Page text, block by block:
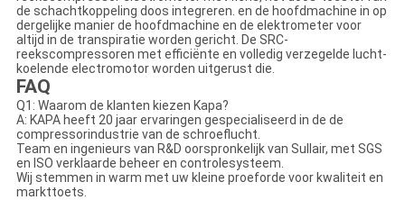
de schachtkoppeling doos integreren. en de hoofdmachine in op
dergelijke manier de hoofdmachine en de elektrometer voor
altijd in de transpiratie worden gericht. De SRC-
reekscompressoren met efficiënte en volledig verzegelde lucht-
koelende electromotor worden uitgerust die.
FAQ
Q1: Waarom de klanten kiezen Kapa?
A: KAPA heeft 20 jaar ervaringen gespecialiseerd in de de
compressorindustrie van de schroeflucht.
Team en ingenieurs van R&D oorspronkelijk van Sullair, met SGS
en ISO verklaarde beheer en controlesysteem.
Wij stemmen in warm met uw kleine proeforde voor kwaliteit en
markttoets.